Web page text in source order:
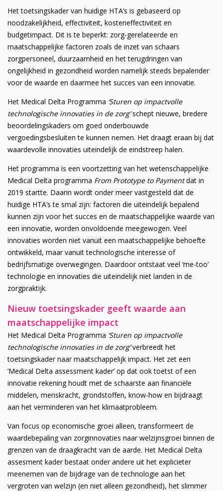
Het toetsingskader van huidige HTA’s is gebaseerd op
noodzakelijkheid, effectiviteit, kosteneffectiviteit en
budgetimpact. Dit is te beperkt: zorg-gerelateerde en
maatschappelijke factoren zoals de inzet van schaars
zorgpersoneel, duurzaamheid en het terugdringen van
ongelijkheid in gezondheid worden namelijk steeds bepalender
voor de waarde en daarmee het succes van een innovatie.
Het Medical Delta Programma ‘Sturen op impactvolle
technologische innovaties in de zorg’schept nieuwe, bredere
beoordelingskaders om goed onderbouwde
vergoedingsbesluiten te kunnen nemen. Het draagt eraan bij dat
waardevolle innovaties uiteindelijk de eindstreep halen.
Het programma is een voortzetting van het wetenschappelijke
Medical Delta programma From Prototype to Paymentdat in
2019 startte. Daarin wordt onder meer vastgesteld dat de
huidige HTA’s te smal zijn: factoren die uiteindelijk bepalend
kunnen zijn voor het succes en de maatschappelijke waarde van
een innovatie, worden onvoldoende meegewogen. Veel
innovaties worden niet vanuit een maatschappelijke behoefte
ontwikkeld, maar vanuit technologische interesse of
bedrijfsmatige overwegingen. Daardoor ontstaat veel ‘me-too’
technologie en innovaties die uiteindelijk niet landen in de
zorgpraktijk.
Nieuw toetsingskader geeft waarde aan
maatschappelijke impact
Het Medical Delta Programma ‘Sturen op impactvolle
technologische innovaties in de zorg’verbreedt het
toetsingskader naar maatschappelijk impact. Het zet een
‘Medical Delta assessment kader’ op dat ook toetst of een
innovatie rekening houdt met de schaarste aan financiële
middelen, menskracht, grondstoffen, know-how en bijdraagt
aan het verminderen van het klimaatprobleem.
Van focus op economische groei alleen, transformeert de
waardebepaling van zorginnovaties naar welzijnsgroei binnen de
grenzen van de draagkracht van de aarde. Het Medical Delta
assesment kader bestaat onder andere uit het explicieter
meenemen van de bijdrage van de technologie aan het
vergroten van welzijn (en niet alleen gezondheid), het slimmer